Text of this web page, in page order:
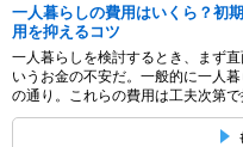
一人暮らしの費用はいくら？初
用を抑えるコツ
一人暮らしを検討するとき、まず
いうお金の不安だ。一般的に一人
の通り。これらの費用は工夫次第で